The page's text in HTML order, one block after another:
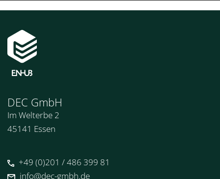
DEC GmbH
Im Welterbe 2
45141 Essen
+49 (0)201 / 486 399 81
info@dec-gmbh.de